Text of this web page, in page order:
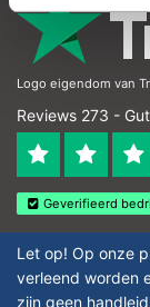
Logo eigendom van
Reviews 273 - Gut
Geverifieerd
Let op! Op onze
verleend worden
zijn geen